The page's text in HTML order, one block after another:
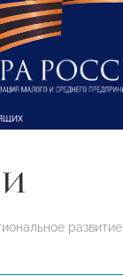
развитие